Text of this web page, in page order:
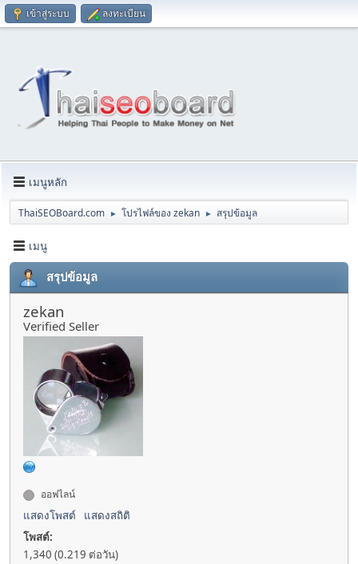
เข้าสู่ระบบ ลงทะเบียน
เมนูหลัก
ThaiSEOBoard.com ► โปรไฟล์ของ zekan ► สรุปข้อมูล
เมนู
สรุปข้อมูล
zekan
Verified Seller
ออฟไลน์
แสดงโพสต์
แสดงสถิติ
โพสต์:
1,340 (0.219 ต่อวัน)